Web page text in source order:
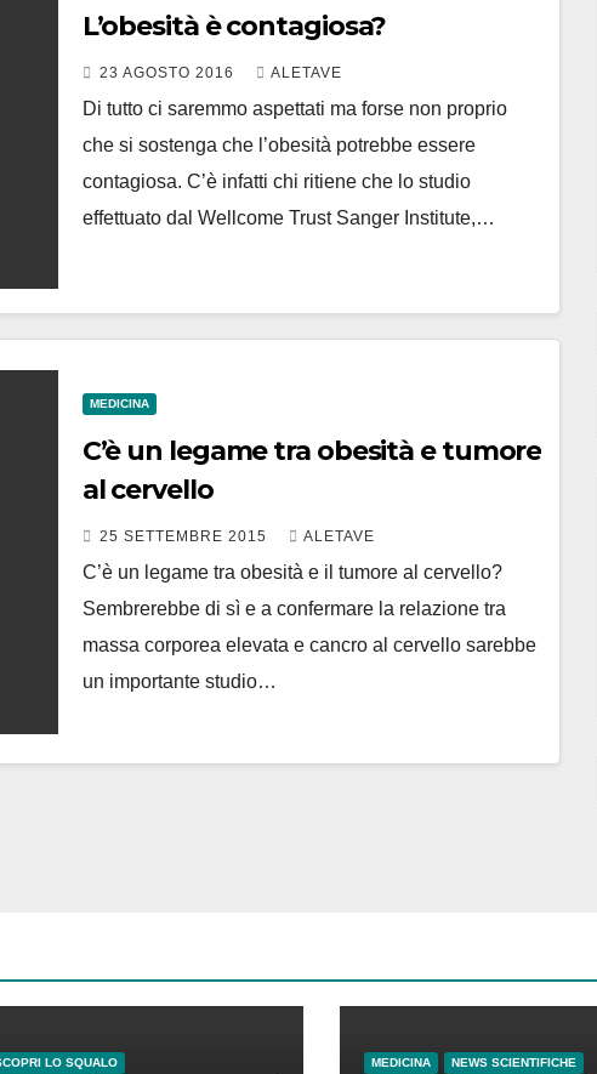
L’obesità è contagiosa?
23 AGOSTO 2016 ALETAVE
Di tutto ci saremmo aspettati ma forse non proprio
che si sostenga che l’obesità potrebbe essere
contagiosa. C’è infatti chi ritiene che lo studio
effettuato dal Wellcome Trust Sanger Institute,…
MEDICINA
C’è un legame tra obesità e tumore
al cervello
25 SETTEMBRE 2015 ALETAVE
C’è un legame tra obesità e il tumore al cervello?
Sembrerebbe di sì e a confermare la relazione tra
massa corporea elevata e cancro al cervello sarebbe
un importante studio…
LO SQUALO MEDICINA NEWS SCIENTIFICHE